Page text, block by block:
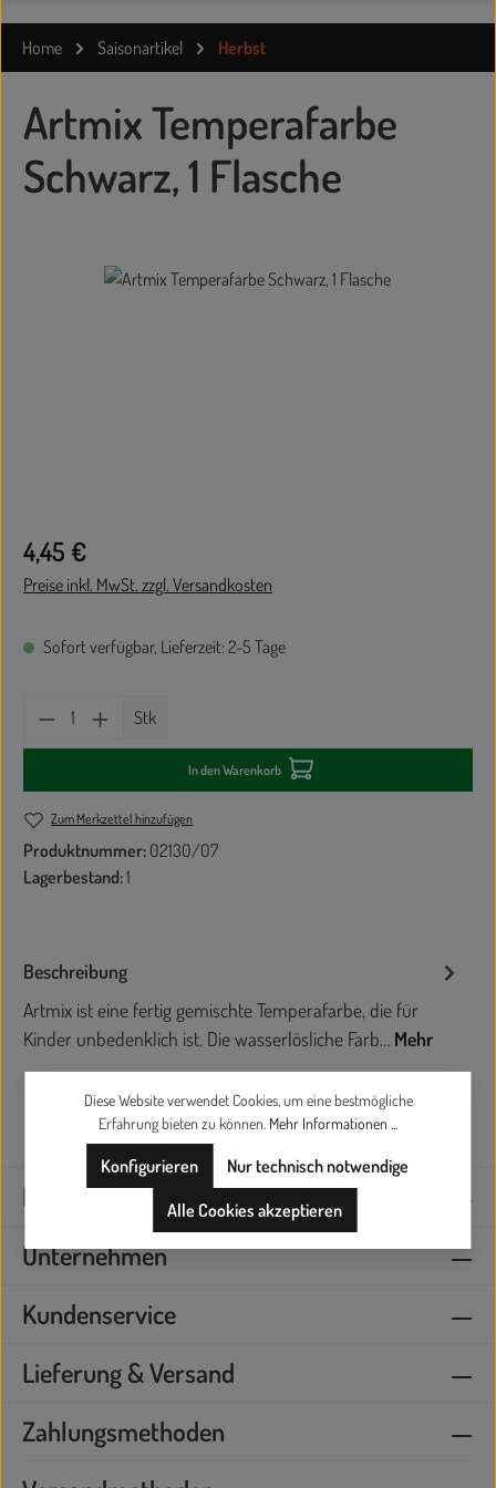
Home Saisonartikel Herbst
Artmix Temperafarbe
Schwarz, 1 Flasche
Bildergalerie überspringen
Regulärer Preis:
4,45 €
Preise inkl. MwSt. zzgl. Versandkosten
Sofort verfügbar, Lieferzeit: 2-5 Tage
Produkt Anzahl: Gib den gewünschten Wert ein
Stk
In den Warenkorb
Zum Merkzettel hinzufügen
Produktnummer: 02130/07
Lagerbestand:1
Beschreibung
Artmix ist eine fertig gemischte Temperafarbe, die für
Kinder unbedenklich ist. Die wasserlösliche Farb… Mehr
Kontaktieren Sie uns
Unternehmen
Kundenservice
Lieferung & Versand
Zahlungsmethoden
Diese Website verwendet Cookies, um eine bestmögliche
Erfahrung bieten zu können. Mehr Informationen ...
Nur technisch notwendige
Konfigurieren
Alle Cookies akzeptieren